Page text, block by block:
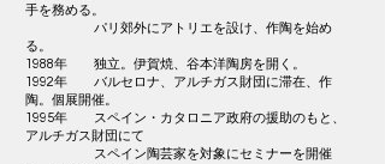
手を務める。
パリ郊外にアトリエを設け、作陶を始め
る。
1988年 独立。伊賀焼、谷本洋陶房を開く。
1992年 バルセロナ、アルチガス財団に滞在、作
陶。個展開催。
1995年 スペイン・カタロニア政府の援助のもと、
アルチガス財団にて
スペイン陶芸家を対象にセミナーを開催